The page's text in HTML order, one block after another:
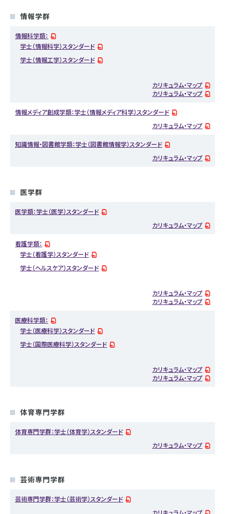
情報学群
情報科学類：
学士（情報科学）スタンダード
学士（情報工学）スタンダード
カリキュラム・マップ
カリキュラム・マップ
情報メディア創成学類：学士（情報メディア科学）スタンダード
カリキュラム・マップ
知識情報・図書館学類：学士（図書館情報学）スタンダード
カリキュラム・マップ
医学群
医学類：学士（医学）スタンダード
カリキュラム・マップ
看護学類：
学士（看護学）スタンダード
学士（ヘルスケア）スタンダード
カリキュラム・マップ
カリキュラム・マップ
医療科学類：
学士（医療科学）スタンダード
学士（国際医療科学）スタンダード
カリキュラム・マップ
カリキュラム・マップ
体育専門学群
体育専門学群：学士（体育学）スタンダード
カリキュラム・マップ
芸術専門学群
芸術専門学群：学士（芸術学）スタンダード
カリキュラム・マップ